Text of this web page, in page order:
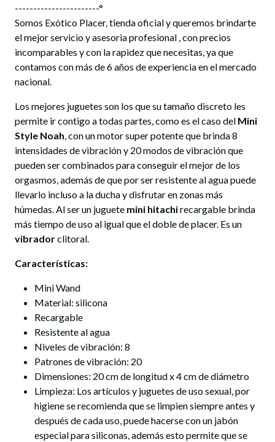
-----------------------°
Somos Exótico Placer, tienda oficial y queremos brindarte
el mejor servicio y asesoria profesional , con precios
incomparables y con la rapidez que necesitas, ya que
contamos con más de 6 años de experiencia en el mercado
nacional.
Los mejores juguetes son los que su tamaño discreto les
permite ir contigo a todas partes, como es el caso del Mini
Style Noah, con un motor super potente que brinda 8
intensidades de vibración y 20 modos de vibración que
pueden ser combinados para conseguir el mejor de los
orgasmos, además de que por ser resistente al agua puede
llevarlo incluso a la ducha y disfrutar en zonas más
húmedas. Al ser un juguete mini hitachirecargable brinda
más tiempo de uso al igual que el doble de placer. Es un
vibradorclitoral.
Características:
Mini Wand
Material: silicona
Recargable
Resistente al agua
Niveles de vibración: 8
Patrones de vibración: 20
Dimensiones: 20 cm de longitud x 4 cm de diámetro
Limpieza: Los artículos y juguetes de uso sexual, por
higiene se recomienda que se limpien siempre antes y
después de cada uso, puede hacerse con un jabón
especial para siliconas, además esto permite que se